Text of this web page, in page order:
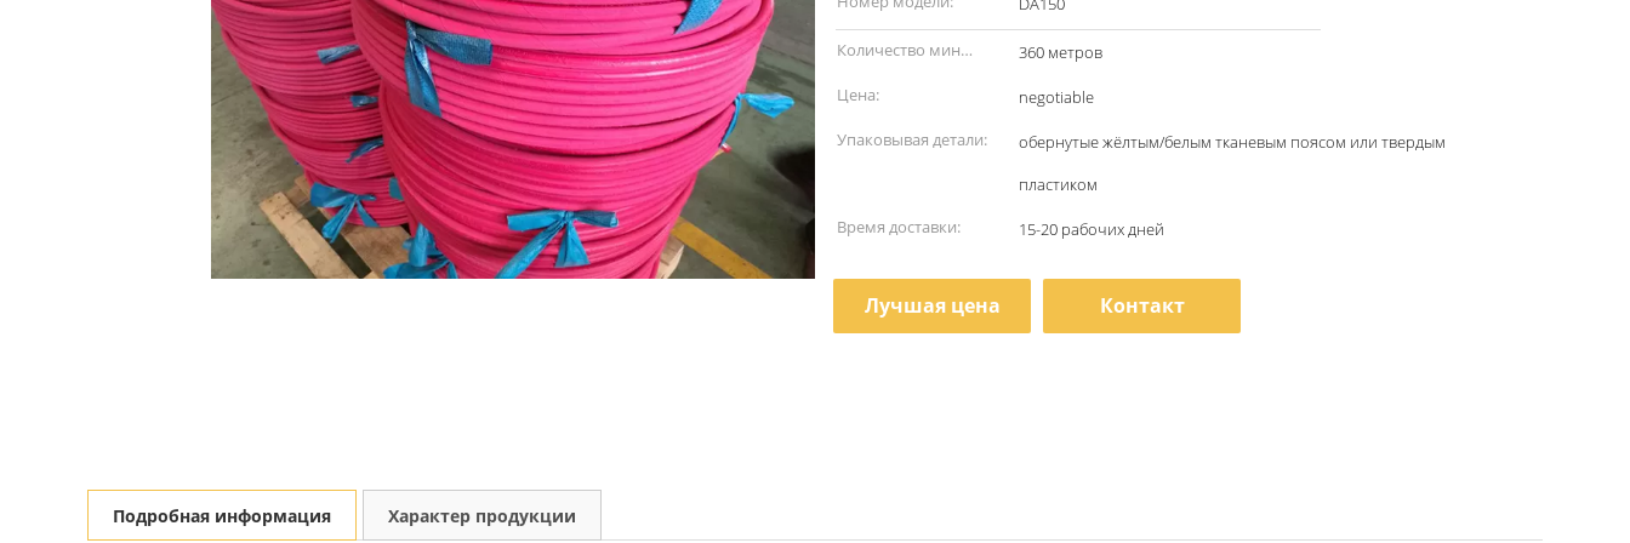
Количество мин
заказа:
360 метров
Цена:
negotiable
Упаковывая детали:
обернутые жёлтым/белым тканевым поясом или твердым
пластиком
Время доставки:
15-20 рабочих дней
Лучшая цена Контакт
Подробная информация Характер продукции